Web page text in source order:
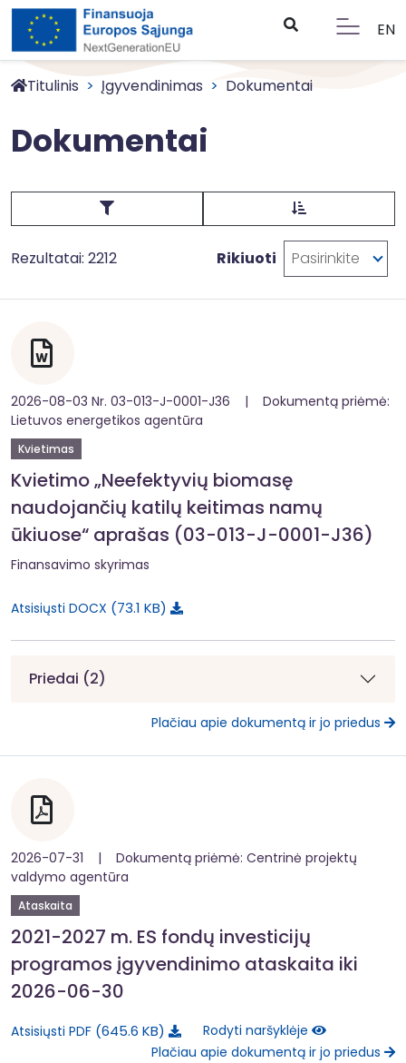
EN
Titulinis Įgyvendinimas Dokumentai
Dokumentai
Rezultatai: 2212 Rikiuoti Pasirinkite
2026-08-03 Nr. 03-013-J-0001-J36 | Dokumentą priėmė:
Lietuvos energetikos agentūra
Kvietimas
Kvietimo „Neefektyvių biomasę
naudojančių katilų keitimas namų
ūkiuose“ aprašas (03-013-J-0001-J36)
Finansavimo skyrimas
Atsisiųsti DOCX 73.1 KB
Priedai (2)
Plačiau apie dokumentą ir jo priedus
2026-07-31 | Dokumentą priėmė: Centrinė projektų
valdymo agentūra
Ataskaita
2021-2027 m. ES fondų investicijų
programos įgyvendinimo ataskaita iki
2026-06-30
Atsisiųsti PDF 645.6 KB
Rodyti naršyklėje
Plačiau apie dokumentą ir jo priedus